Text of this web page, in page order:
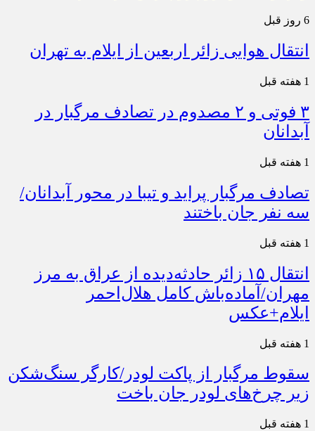
6 روز قبل
انتقال هوایی زائر اربعین از ایلام به تهران
1 هفته قبل
۳ فوتی و ۲ مصدوم در تصادف مرگبار در
آبدانان
1 هفته قبل
تصادف مرگبار پراید و تیبا در محور آبدانان/
سه نفر جان باختند
1 هفته قبل
انتقال ۱۵ زائر حادثه‌دیده از عراق به مرز
مهران/آماده‌باش کامل هلال‌احمر
ایلام+عکس
1 هفته قبل
سقوط مرگبار از پاکت لودر/کارگر سنگ‌شکن
زیر چرخ‌های لودر جان باخت
1 هفته قبل